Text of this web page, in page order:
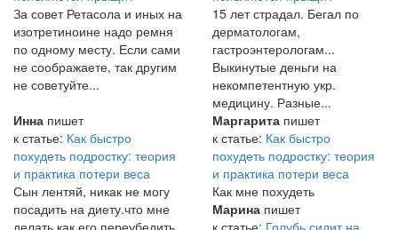
За совет Ретасола и иных на
изотретиноине надо ремня
по одному месту. Если сами
не соображаете, так другим
не советуйте...
15 лет страдал. Бегал по
дерматологам,
гастроэнтерологам...
Выкинутые деньги на
некомпетентную укр.
медицину. Разные...
Инна пишет
к статье: Как быстро
похудеть подростку: теория
и практика потери веса
Сын лентяй, никак не могу
посадить на диету.что мне
Маргарита пишет
к статье: Как быстро
похудеть подростку: теория
и практика потери веса
Как мне похудеть
Марина пишет